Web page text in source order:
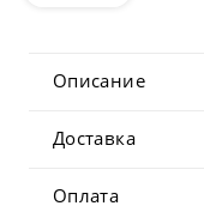
Описание
Доставка
Оплата